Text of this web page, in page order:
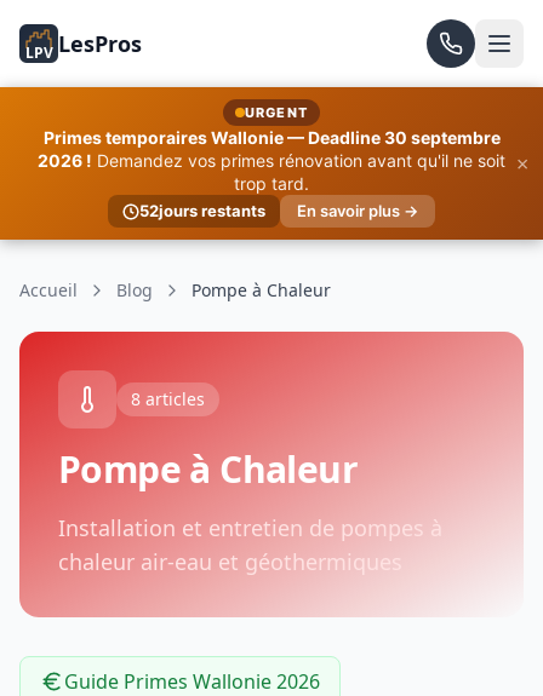
LPV LesPros
URGENT
Primes temporaires Wallonie — Deadline 30 septembre
2026 ! Demandez vos primes rénovation avant qu'il ne soit
trop tard.
52jours restants En savoir plus →
×
Accueil Blog Pompe à Chaleur
8 articles
Pompe à Chaleur
Installation et entretien de pompes à
chaleur air-eau et géothermiques
Guide Primes Wallonie 2026